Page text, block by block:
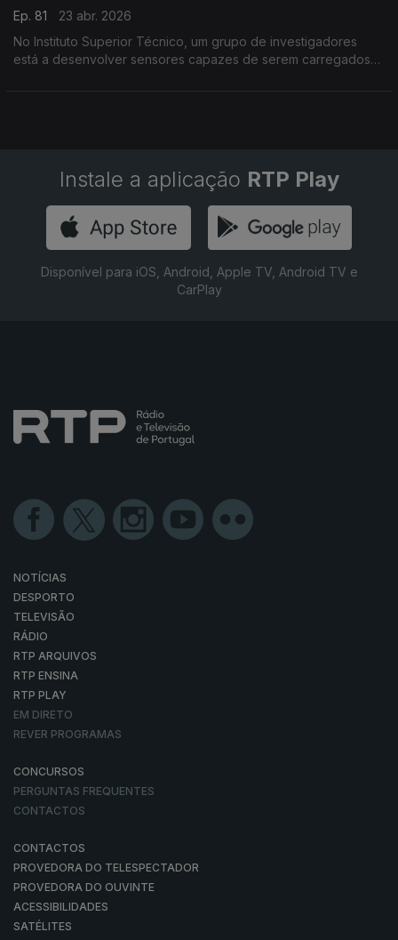
Ep. 81
23 abr. 2026
No Instituto Superior Técnico, um grupo de investigadores
está a desenvolver sensores capazes de serem carregados
Instale a aplicação RTP Play
Disponível para iOS, Android, Apple TV, Android TV e
CarPlay
NOTÍCIAS
DESPORTO
TELEVISÃO
RÁDIO
RTP ARQUIVOS
RTP ENSINA
RTP PLAY
EM DIRETO
REVER PROGRAMAS
CONCURSOS
PERGUNTAS FREQUENTES
CONTACTOS
CONTACTOS
PROVEDORA DO TELESPECTADOR
PROVEDORA DO OUVINTE
ACESSIBILIDADES
SATÉLITES